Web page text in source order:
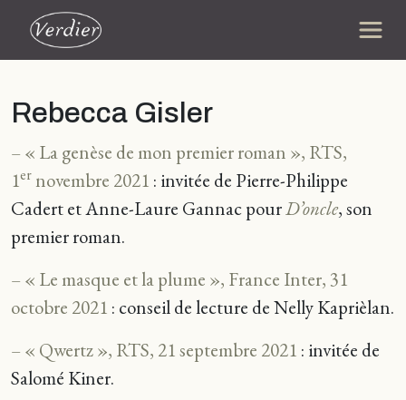
Rebecca Gisler
– « La genèse de mon premier roman », RTS,
1er novembre 2021 : invitée de Pierre-Philippe
Cadert et Anne-Laure Gannac pourD’oncle, son
premier roman.
– « Le masque et la plume », France Inter, 31
octobre 2021 : conseil de lecture de Nelly Kaprièlan.
– « Qwertz », RTS, 21 septembre 2021 : invitée de
Salomé Kiner.